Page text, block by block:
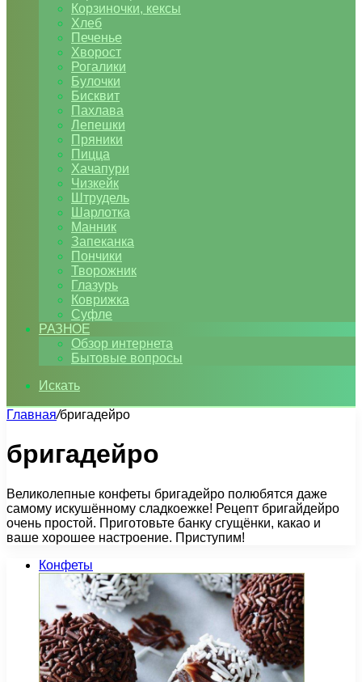
Корзиночки, кексы
Хлеб
Печенье
Хворост
Рогалики
Булочки
Бисквит
Пахлава
Лепешки
Пряники
Пицца
Хачапури
Чизкейк
Штрудель
Шарлотка
Манник
Запеканка
Пончики
Творожник
Глазурь
Коврижка
Суфле
РАЗНОЕ
Обзор интернета
Бытовые вопросы
Искать
Главная/бригадейро
бригадейро
Великолепные конфеты бригадейро полюбятся даже
самому искушённому сладкоежке! Рецепт бригайдейро
очень простой. Приготовьте банку сгущёнки, какао и
ваше хорошее настроение. Приступим!
Конфеты